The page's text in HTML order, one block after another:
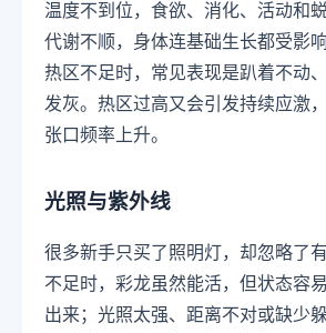
温度不到位，食欲、消化、活动和
代谢不顺，身体连基础生长都受影
热区不足时，常见表现是趴着不动
发灰。热区过高又会引发持续应激
张口频率上升。
光照与紫外线
很多新手只买了照明灯，却忽略了
不足时，彩龙虽然能活，但状态容
出来；光照太强、距离不对或缺少